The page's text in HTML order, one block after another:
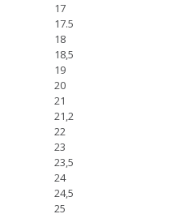
17
17.5
18
18,5
19
20
21
21,2
22
23
23,5
24
24,5
25